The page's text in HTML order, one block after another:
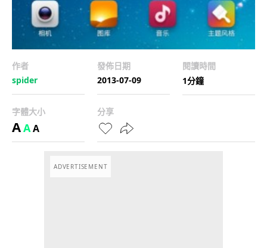
作者
spider
發佈日期
2013-07-09
閱讀時間
1分鐘
字體大小
AAA
分享
ADVERTISEMENT